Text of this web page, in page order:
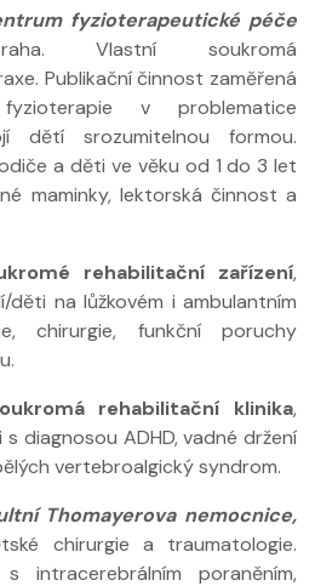
fyzioterapeutické péče
Vlastní soukromá
Publikační činnost zaměřená
v problematice
dětí srozumitelnou formou.
a děti ve věku od 1 do 3 let
maminky, lektorská činnost a
rehabilitační zařízení,
děti na lůžkovém i ambulantním
chirurgie, funkční poruchy
rehabilitační klinika,
diagnosou ADHD, vadné držení
vertebroalgický syndrom.
Thomayerova nemocnice,
chirurgie a traumatologie.
intracerebrálním poraněním,